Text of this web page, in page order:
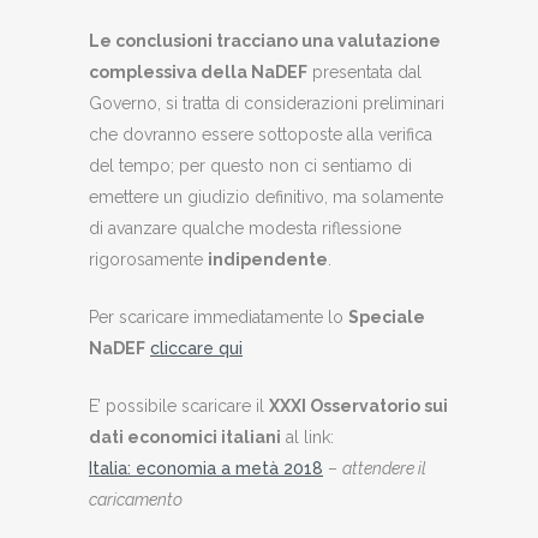
Le conclusioni tracciano una valutazione
complessiva della NaDEF presentata dal
Governo, si tratta di considerazioni preliminari
che dovranno essere sottoposte alla verifica
del tempo; per questo non ci sentiamo di
emettere un giudizio definitivo, ma solamente
di avanzare qualche modesta riflessione
rigorosamente indipendente
Per scaricare immediatamente lo Speciale
NaDEF cliccare qui
E’ possibile scaricare il XXXI Osservatorio sui
dati economici italiani al link:
Italia: economia a metà 2018 – attendere il
caricamento